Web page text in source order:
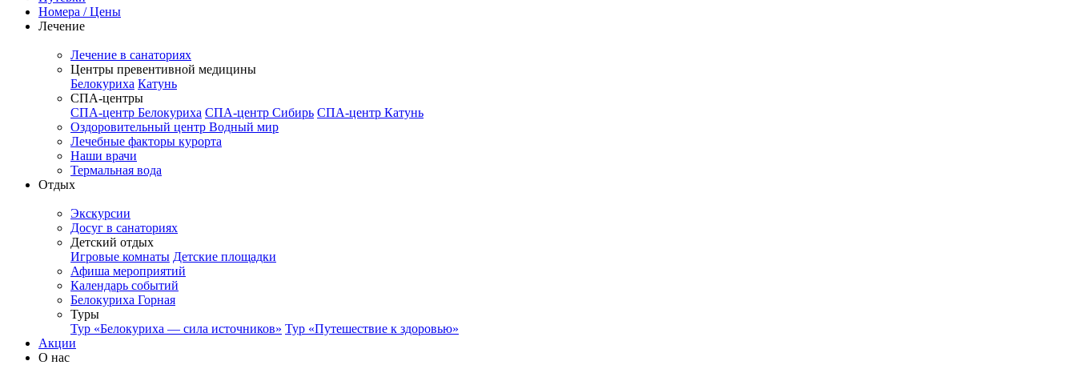
Номера / Цены
Лечение
Лечение в санаториях
Центры превентивной медицины
Белокуриха Катунь
СПА-центры
СПА-центр Белокуриха СПА-центр Сибирь СПА-центр Катунь
Оздоровительный центр Водный мир
Лечебные факторы курорта
Наши врачи
Термальная вода
Отдых
Экскурсии
Досуг в санаториях
Детский отдых
Игровые комнаты Детские площадки
Афиша мероприятий
Календарь событий
Белокуриха Горная
Туры
Тур «Белокуриха — сила источников» Тур «Путешествие к здоровью»
Акции
О нас